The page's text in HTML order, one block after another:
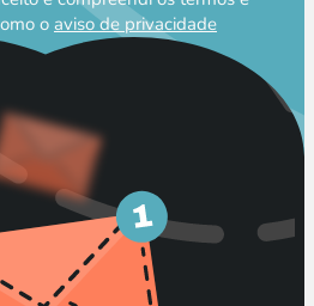
o aviso de privacidade